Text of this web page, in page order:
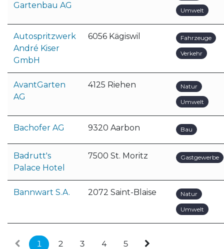
Gartenbau AG
Umwelt
Autospritzwerk
André Kiser
GmbH
6056 Kägiswil Fahrzeuge
Verkehr
AvantGarten
AG
4125 Riehen Natur
Umwelt
Bachofer AG 9320 Aarbon Bau
Badrutt's
Palace Hotel
7500 St. Moritz Gastgewerbe
Bannwart S.A. 2072 Saint-Blaise Natur
Umwelt
1 2 3 4 5